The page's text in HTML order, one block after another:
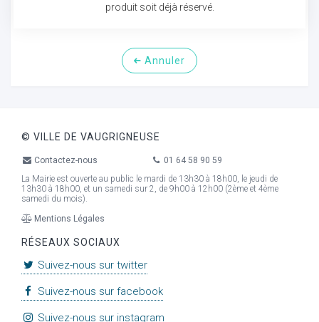
produit soit déjà réservé.
Annuler
© VILLE DE VAUGRIGNEUSE
Contactez-nous
01 64 58 90 59
La Mairie est ouverte au public le mardi de 13h30 à 18h00, le jeudi de
13h30 à 18h00, et un samedi sur 2, de 9h00 à 12h00 (2ème et 4ème
samedi du mois).
Mentions Légales
RÉSEAUX SOCIAUX
Suivez-nous sur twitter
Suivez-nous sur facebook
Suivez-nous sur instagram